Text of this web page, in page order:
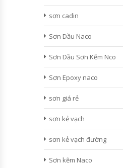
sơn cadin
Sơn Dầu Naco
Sơn Dầu Sơn Kẽm Nco
Sơn Epoxy naco
sơn giá rẻ
sơn kẻ vạch
sơn kẻ vạch đường
Sơn kẽm Naco